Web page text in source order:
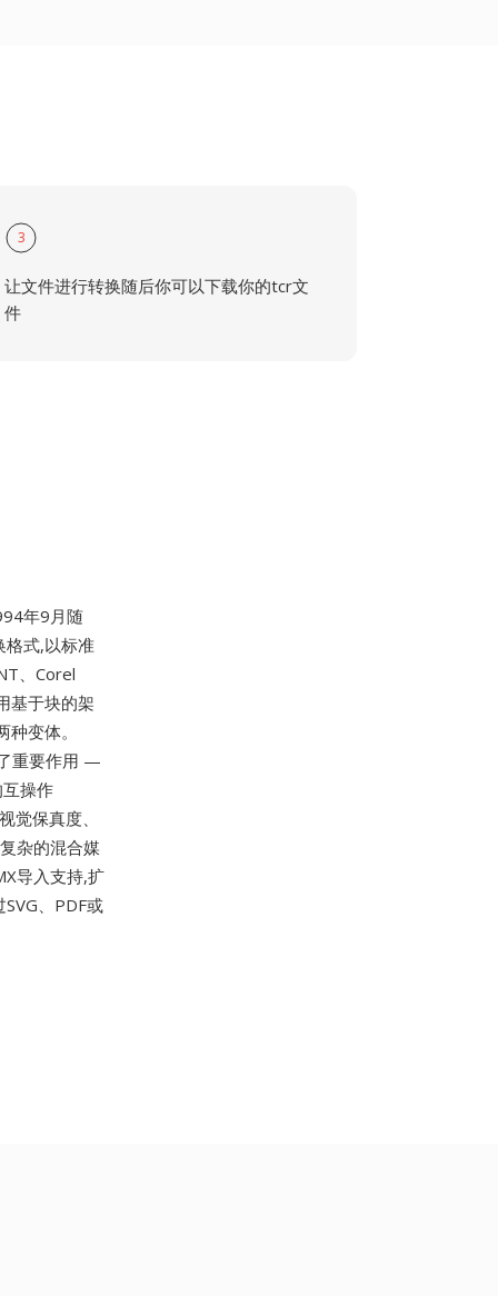
3
让文件进行转换随后你可以下载你的tcr文
件
年9月随
格式,以标准
、Corel
基于块的架
变体。
重要作用 —
操作
觉保真度、
杂的混合媒
导入支持,扩
、PDF或